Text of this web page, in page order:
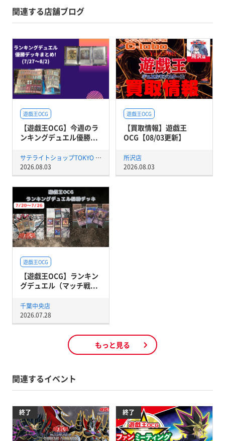
関連する店舗ブログ
遊戯王OCG
【遊戯王OCG】今週のラ
ンキングデュエル優勝...
サテライトショップTOKYO 秋葉原店
2026.08.03
遊戯王OCG
【買取情報】遊戯王
OCG【08/03更新】
所沢店
2026.08.03
遊戯王OCG
【遊戯王OCG】ランキン
グデュエル（マッチ戦...
千葉中央店
2026.07.28
もっと見る
関連するイベント
終了 終了